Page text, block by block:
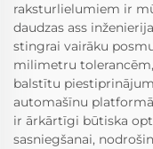
raksturlielumiem ir
daudzas ass
stingrai vairāku
milimetru
balstītu
automašīnu
ir ārkārtīgi būtiska
sasniegšanai,